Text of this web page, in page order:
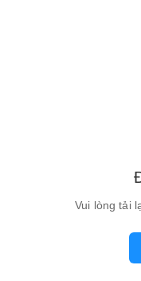
Vui lòng tải